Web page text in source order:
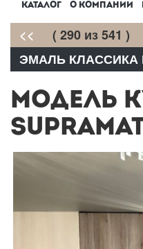
КАТАЛОГ О КОМПАНИИ
<< ( 290 из 541 )
ЭМАЛЬ КЛАССИКА
МОДЕЛЬ